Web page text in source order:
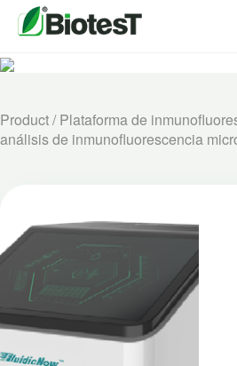
Product/Plataforma de
análisis de inmunofluorescencia